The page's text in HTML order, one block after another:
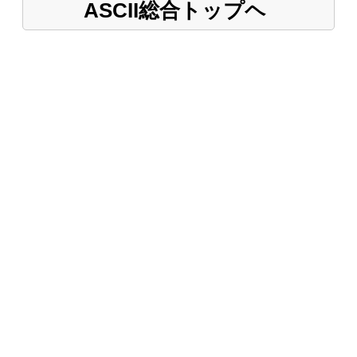
ASCII総合トップヘ